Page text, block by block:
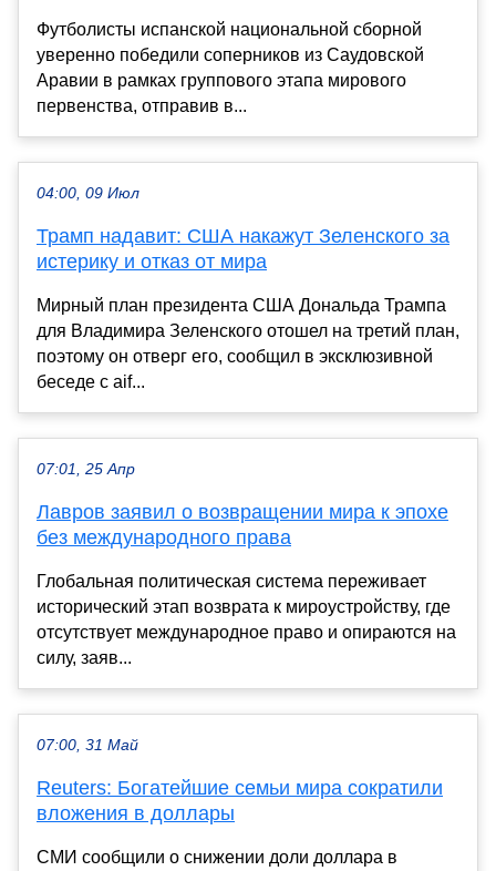
Футболисты испанской национальной сборной
уверенно победили соперников из Саудовской
Аравии в рамках группового этапа мирового
первенства, отправив в...
04:00, 09 Июл
Трамп надавит: США накажут Зеленского за
истерику и отказ от мира
Мирный план президента США Дональда Трампа
для Владимира Зеленского отошел на третий план,
поэтому он отверг его, сообщил в эксклюзивной
беседе с aif...
07:01, 25 Апр
Лавров заявил о возвращении мира к эпохе
без международного права
Глобальная политическая система переживает
исторический этап возврата к мироустройству, где
отсутствует международное право и опираются на
силу, заяв...
07:00, 31 Май
Reuters: Богатейшие семьи мира сократили
вложения в доллары
СМИ сообщили о снижении доли доллара в